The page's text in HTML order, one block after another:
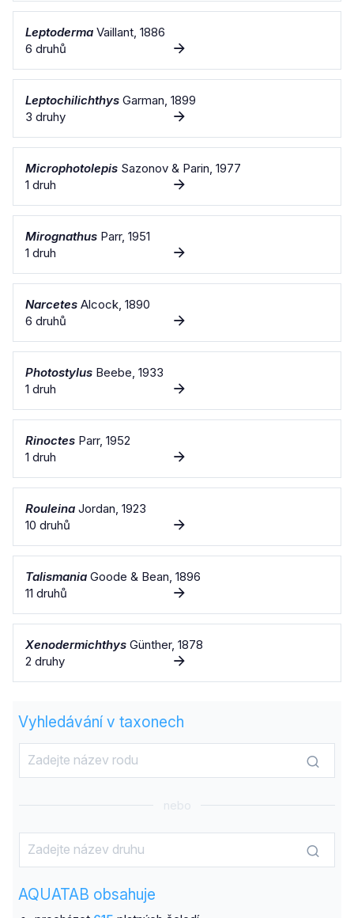
Leptoderma Vaillant, 1886
6 druhů
Leptochilichthys Garman, 1899
3 druhy
Microphotolepis Sazonov & Parin, 1977
1 druh
Mirognathus Parr, 1951
1 druh
Narcetes Alcock, 1890
6 druhů
Photostylus Beebe, 1933
1 druh
Rinoctes Parr, 1952
1 druh
Rouleina Jordan, 1923
10 druhů
Talismania Goode & Bean, 1896
11 druhů
Xenodermichthys Günther, 1878
2 druhy
Vyhledávání v taxonech
nebo
AQUATAB obsahuje